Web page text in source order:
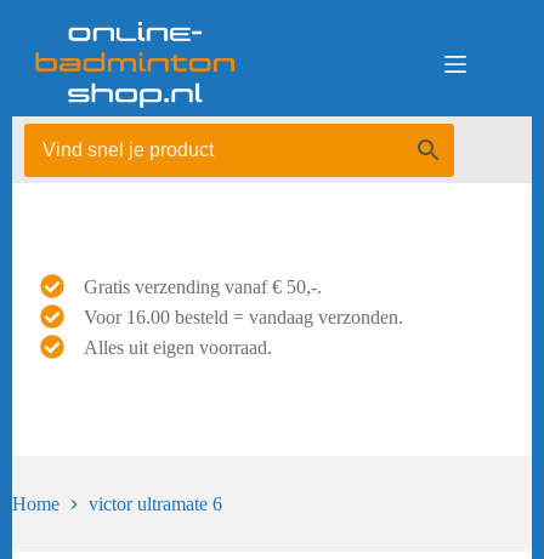
Gratis verzending vanaf € 50,-.
Voor 16.00 besteld = vandaag verzonden.
Alles uit eigen voorraad.
Home victor ultramate 6